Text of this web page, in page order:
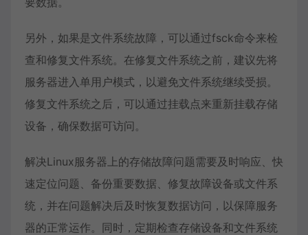
另外，如果是文件系统故障，可以通过fsck命令来检
查和修复文件系统。在修复文件系统之前，建议先将
服务器进入单用户模式，以避免文件系统继续受损。
修复文件系统之后，可以通过挂载点来重新挂载存储
设备，确保数据可访问。
解决Linux服务器上的存储故障问题需要及时响应、快
速定位问题、备份重要数据、修复故障设备或文件系
统，并在问题解决后及时恢复数据访问，以保障服务
器的正常运作。同时，定期检查存储设备和文件系统